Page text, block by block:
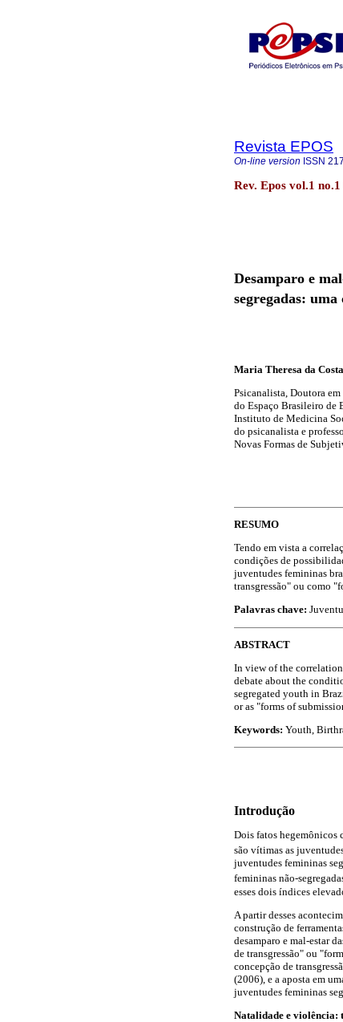
Revista EPOS
On-line version ISSN
Rev. Epos vol.1
Desamparo e
segregadas:
Maria Theresa da
Psicanalista, Doutora
do Espaço Brasileiro de
Instituto de Medicina
do psicanalista e
Novas Formas de
RESUMO
Tendo em vista a
condições de
juventudes femininas
transgressão" ou como
Palavras chave:
ABSTRACT
In view of the
debate about the
segregated youth in
or as "forms of
Keywords: Youth,
Introdução
Dois fatos hegemônicos
são vítimas as
juventudes femininas
femininas não-
esses dois índices
A partir desses
construção de
desamparo e mal-estar
de transgressão" ou
concepção de
(2006), e a aposta em
juventudes femininas
Natalidade e violência: